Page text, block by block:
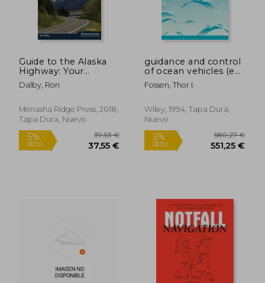
Guide to the Alaska
Highway: Your
Complete Driving
Guide (en Inglés)
Dalby, Ron
Menasha Ridge Press, 2018,
Tapa Dura, Nuevo
guidance and control
of ocean vehicles (en
Inglés)
Fossen, Thor I.
Wiley, 1994, Tapa Dura,
Nuevo